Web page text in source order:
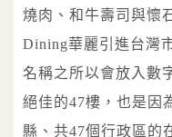
燒肉、和牛壽司與懷
Dining華麗引進台灣
名稱之所以會放入數
絕佳的47樓，也是因
縣、共47個行政區的